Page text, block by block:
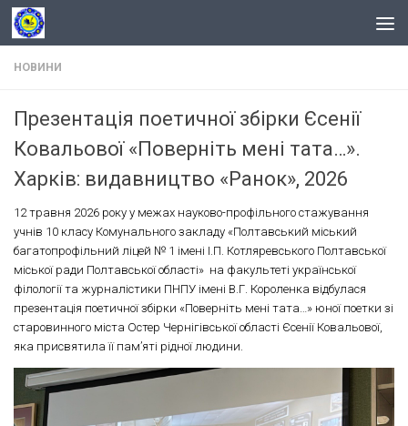
Skip to content
НОВИНИ
Презентація поетичної збірки Єсенії
Ковальової «Поверніть мені тата…».
Харків: видавництво «Ранок», 2026
12 травня 2026 року у межах науково-профільного стажування
учнів 10 класу Комунального закладу «Полтавський міський
багатопрофільний ліцей № 1 імені І.П. Котляревського Полтавської
міської ради Полтавської області» на факультеті української
філології та журналістики ПНПУ імені В.Г. Короленка відбулася
презентація поетичної збірки «Поверніть мені тата…» юної поетки зі
старовинного міста Остер Чернігівської області Єсенії Ковальової,
яка присвятила її пам’яті рідної людини.